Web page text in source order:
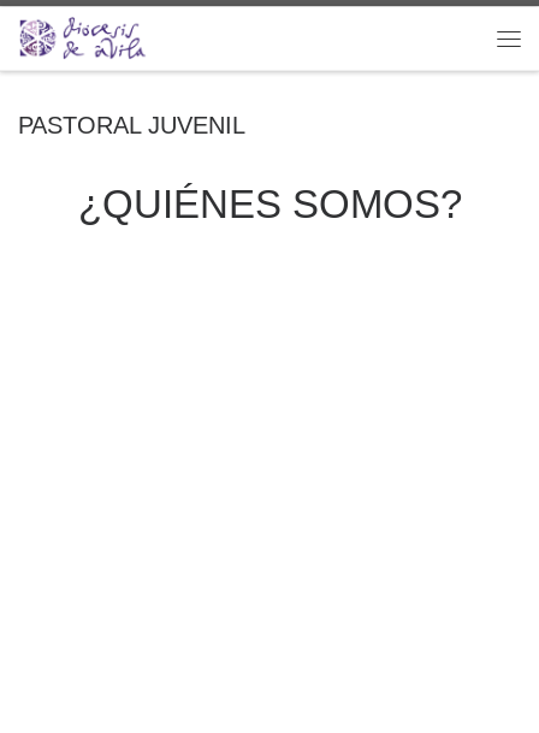
Saltar al contenido
PASTORAL JUVENIL
¿QUIÉNES SOMOS?